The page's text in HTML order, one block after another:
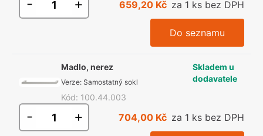
- + 659,20 Kč za 1 ks bez DPH
Do seznamu
Madlo, nerez
Verze: Samostatný sokl
Kód: 100.44.003
Skladem u
dodavatele
- + 704,00 Kč za 1 ks bez DPH